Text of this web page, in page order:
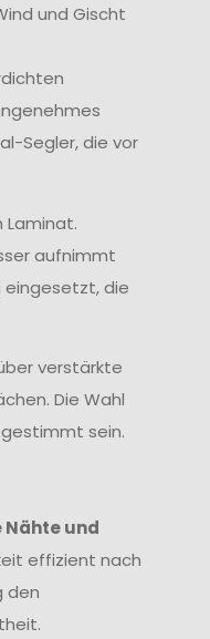
und Gischt
Segler, die vor
aufnimmt
eingesetzt, die
verstärkte
Die Wahl
sein.
und
effizient nach
den